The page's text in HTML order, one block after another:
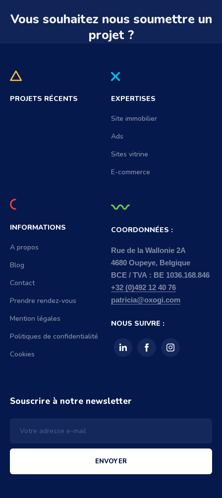
Vous souhaitez nous soumettre un
projet ?
PROJETS RÉCENTS EXPERTISES
Site immobilier
Ads
Sites vitrine
E-commerce
INFORMATIONS
A propos
Blog
Contact
Prendre rendez-vous
Mention légales
Politiques de confidentialité
Cookies
COORDONNÉES :
Rue de la Wallonie 2A
4680 Oupeye, Belgique
BCE / TVA : BE 1036.168.846
+32 (0)492 12 40 76
patricia@oxogi.com
NOUS SUIVRE :
Souscrire à notre newsletter
ENVOYER